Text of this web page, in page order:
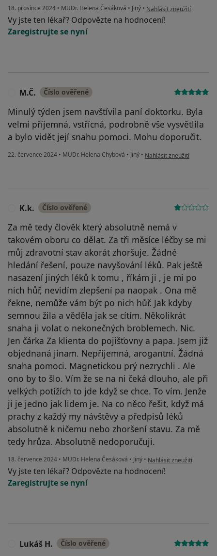
18. prosince 2024 • MUDr. Helena Česáková • Jiný • podle názoru uživatele
Nahlásit zneužití
Vy jste ten lékař? Odpovězte na hodnocení!
Zaregistrujte se nyní
M.Č. Číslo ověřené
Minulý týden jsem navštívila paní doktorku. Byla
velmi příjemná, vstřícná, podrobně vše vysvětlila
a bylo vidět její snahu pomoci. Mohu doporučit.
22. července 2024 • MUDr. Helena Chybová • Jiný • podle názoru uživatele
Nahlásit zneužití
K.k. Číslo ověřené
Za mě tedy člověk který absolutně nemá v
takovém oboru co dělat. Za tři měsíce léčby se mi
můj zdravotní stav akorát zhoršuje. Žádné
hledání řešení, pouze navyšování léků. Pak ještě
nasazení jiných léků k tomu , říkám ji , je mi po
nich hůř, nevidím zlepšení pa naopak . Ona mě
řekne, nemůže vám být po nich hůř. Jak kdyby
semnou žila a věděla jak se cítím. Několikrát
snaha ji volat o nekonečných broblemech. Nic.
Jen čárka Za klienta do pojišťovny a papa. Jsem již
objednaná jinam. Nepříjemná, arogantní. Žádná
snaha pomoci. Magnetickou prý nezrychli . Ale
ono by to šlo. Vím že se na ni čeká dlouho, ale při
velkých potížích to jde když se chce. To vím. Jenže
ji je jedno jak lidem je. Na co něco řešit, když má
prachy z každý my návštěvy a předpisů léků
absolutně k ničemu nebo zhoršení stavu. Za mě
tedy hrůza. Absolutně nedoporučuji.
18. července 2024 • MUDr. Helena Česáková • Jiný • podle názoru uživatele
Nahlásit zneužití
Vy jste ten lékař? Odpovězte na hodnocení!
Zaregistrujte se nyní
Lukáš H. Číslo ověřené